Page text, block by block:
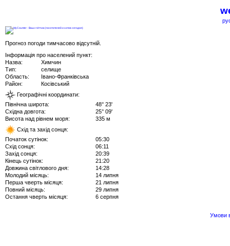
Прогноз погоди тимчасово відсутній.
Інформація про населений пункт:
Назва:
Химчин
Тип:
селище
Область:
Івано-Франківська
Район:
Косівський
Географічні координати:
Північна широта:
48° 23'
Східна довгота:
25° 09'
Висота над рівнем моря:
335 м
Схід та захід сонця:
Початок сутінок:
05:30
Схід сонця:
06:11
Захід сонця:
20:39
Кінець сутінок:
21:20
Довжина світлового дня:
14:28
Молодий місяць:
14 липня
Перша чверть місяця:
21 липня
Повний місяць:
29 липня
Остання чверть місяця:
6 серпня
Умови